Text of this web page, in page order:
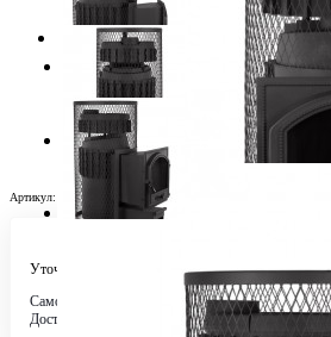
Артикул: 25430
Уточняйте у менеджера
Самовывоз
Доставка по городу